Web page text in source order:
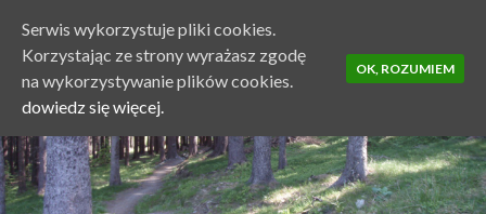
Serwis wykorzystuje pliki cookies.
Korzystając ze strony wyrażasz zgodę
na wykorzystywanie plików cookies.
dowiedz się więcej.
OK, ROZUMIEM